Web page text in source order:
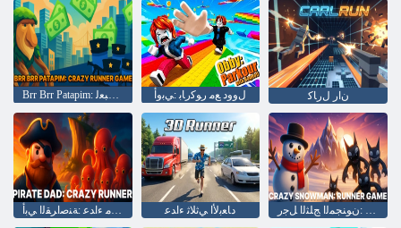
Brr Brr Patapim: ﻥﻮﻨﺠﻤﻟﺍ ءﺍﺪﻌﻟﺍ ﺔﺒﻌﻟ ﻝﻭﻭﺩ ﻊﻣ ﺭﻮﻛﺭﺎﺑ :ﻲﺑﻭﺃ ﻥﺍﺭ ﻝﺭﺎﻛ
ﻥﻮﻨﺠﻣ ءﺍﺪﻋ :ﺔﻨﺻﺍﺮﻘﻟﺍ ﻲﺑﺃ ﺩﺎﻌﺑﻷ ﺍ ﻲﺛﻼ ﺛ ءﺍﺪﻋ ءﺍﺪﻌﻟﺍ ﺔﺒﻌﻟ :ﻥﻮﻨﺠﻤﻟﺍ ﺞﻠﺜﻟﺍ ﻞﺟﺭ